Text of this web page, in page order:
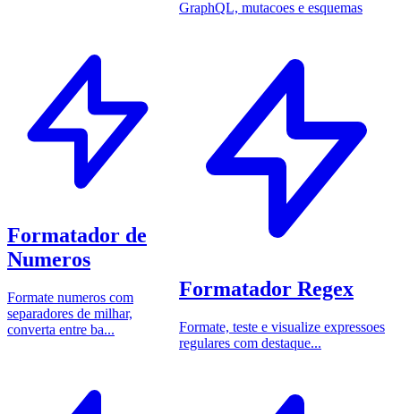
GraphQL, mutacoes e esquemas
Formatador de
Numeros
Formate numeros com
separadores de milhar,
converta entre ba...
Formatador Regex
Formate, teste e visualize expressoes
regulares com destaque...